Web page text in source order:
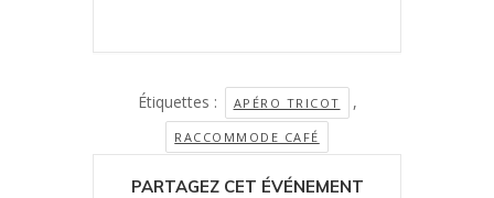
Étiquettes : APÉRO TRICOT ,
RACCOMMODE CAFÉ
PARTAGEZ CET ÉVÉNEMENT